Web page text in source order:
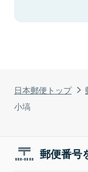
日本郵便トップ
小塙
郵便番号